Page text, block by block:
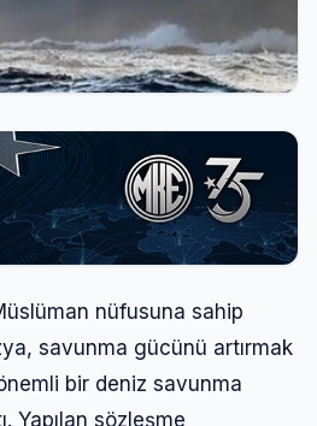
nüfusuna sahip
savunma gücünü artırmak
bir deniz savunma
Yapılan sözleşme